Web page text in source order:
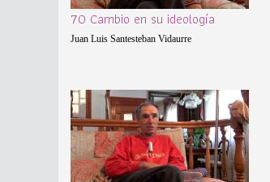
70 Cambio en su ideología
Juan Luis Santesteban Vidaurre